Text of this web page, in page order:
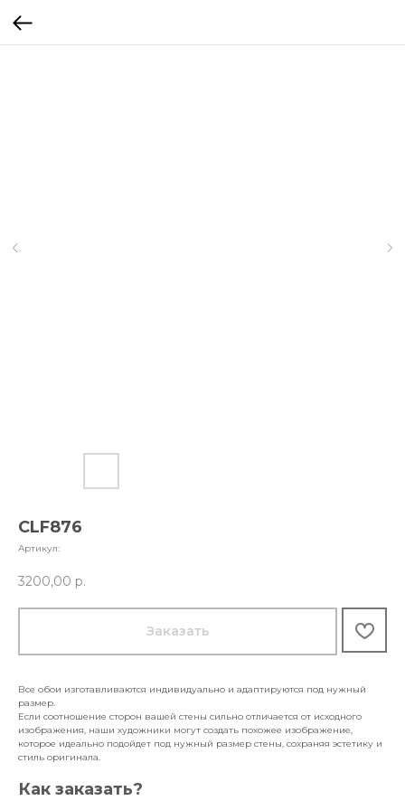
CLF876
Артикул:
3200,00 р.
Заказать
Все обои изготавливаются индивидуально и адаптируются под нужный
размер.
Если соотношение сторон вашей стены сильно отличается от исходного
изображения, наши художники могут создать похожее изображение,
которое идеально подойдет под нужный размер стены, сохраняя эстетику и
стиль оригинала.
Как заказать?